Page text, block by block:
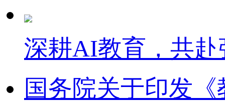
深耕AI教育，共
国务院关于印发